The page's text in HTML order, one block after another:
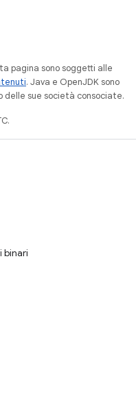
pagina sono soggetti alle
. Java e OpenJDK sono
sue società consociate.
binari